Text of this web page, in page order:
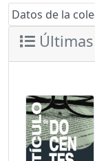
Datos de la